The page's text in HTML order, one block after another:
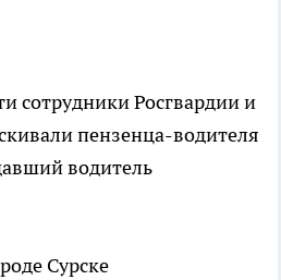
сотрудники Росгвардии и
пензенца-водителя
водитель
Сурске